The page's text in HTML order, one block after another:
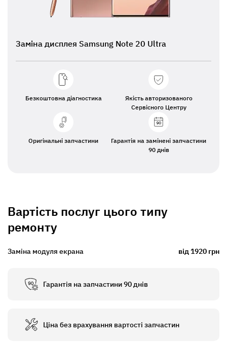
Заміна дисплея Samsung Note 20 Ultra
Безкоштовна діагностика
Якість авторизованого
Сервісного Центру
Оригінальні запчастини
Гарантія на замінені запчастини
90 днів
Вартість послуг цього типу
ремонту
Заміна модуля екрана від 1920 грн
Гарантія на запчастини 90 днів
Ціна без врахування вартості запчастин